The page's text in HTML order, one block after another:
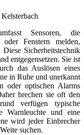
Sensoren, die
Fenstern melden,
Diese Sicherheitstechnik
entgegensetzen. Sie ist
das Auslösen eines
in Ruhe und unerkannt
oder optischen Alarms
brechen sie oft den
verfügen typische
Warnleuchte und eine
wird jeder Einbrecher
suchen.